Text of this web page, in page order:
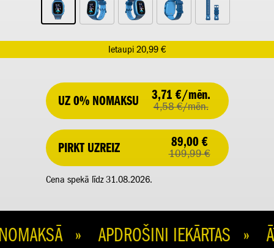
Ietaupi 20,99 €
UZ 0% NOMAKSU 3,71 €/mēn.
4,58 €/mēn.
PIRKT UZREIZ 89,00 €
109,99 €
Cena spekā līdz 31.08.2026.
» APDROŠINI IEKĀRTAS »